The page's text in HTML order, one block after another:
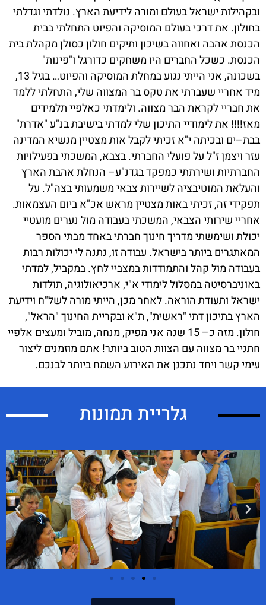
ובקהילות ישראל בעולם ומורה לידיעת הארץ. נולדתי וגדלתי
בחולון. את דרכי בעולם המוסיקה והפיוט התחלתי בבית
הכנסת אהבה ואחווה בשיכון ותיקים חולון כסולן מקהלת בית
הכנסת. כשכל החברים היו משחקים כדורגל ו"פינות"
בשכונה, אני הייתי נגוע במחלת המוסיקה והפיוט… בגיל 13,
מיד אחריי שעברתי את טקס בר המצווה שלי, התחלתי ללמד
את חבריי לקראת הבר מצווה. ולימדתי כאלפיי תלמידים
מאז!!!! את לימודיי התיכון שלי למדתי בישיבת בנ"ע "אדרת"
בבת–ים ובכיתה י"א זכיתי לקבל אות מצטיין מנשיא המדינה
עזר ויצמן ז"ל על פועלי החברתי. בצבא, המשכתי בפעילויות
החברתיות ושירתתי כמפקד בגדנ"ע– הנחלת אהבת הארץ
והעלאת המוטיבציה לשיירות צבאי משמעותי בצה"ל. על
תפקידי זה, זכיתי באות מצטיין מראש אכ"א ביום העצמאות.
אחריי שירותי הצבאי, המשכתי בעבודה מול נערים מועטיי
יכולת ושימשתי מדריך חינוך חברתי באחד מבתי הספר
המאתגרים ביותר בישראל. עבודה זו, נתנה לי יכולות רבות
בעבודה מול קהל והתמודדות במצביי לחץ. במקביל, למדתי
באוניברסיטה במסלול לימודי א"י, ארכיאולוגיה, תולדות
ישראל ותעודת הוראה. לאחר מכן, הייתי מורה לשל"ח וידיעת
הארץ בתיכון דתי "ראשית", ת"א ובקריית החינוך "הראל",
חולון. מזה כ– 15 שנה אני מפיק, מנחה, מוביל ומעצים אלפיי
חתניי בר מצווה עם הצוות הטוב ביותר! אתם מוזמנים ליצור
עימי קשר ויחד נתכנן את האירוע השמח ביותר לבנכם.
גלריית תמונות